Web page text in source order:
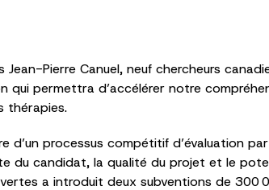
Pierre Canuel, neuf chercheurs
qui permettra d’accélérer notre
thérapies.
processus compétitif d’évaluation
du candidat, la qualité du projet et le
a introduit deux subventions de